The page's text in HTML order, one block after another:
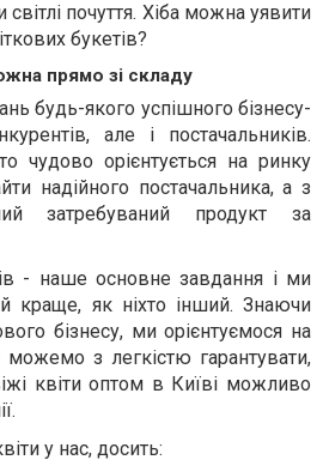
почуття. Хіба можна уявити
букетів?
прямо зі складу
будь-якого успішного бізнесу-
але і постачальників.
чудово орієнтується на ринку
надійного постачальника, а з
затребуваний продукт за
- наше основне завдання і ми
краще, як ніхто інший. Знаючи
бізнесу, ми орієнтуємося на
можемо з легкістю гарантувати,
квіти оптом в Київі можливо
у нас, досить: